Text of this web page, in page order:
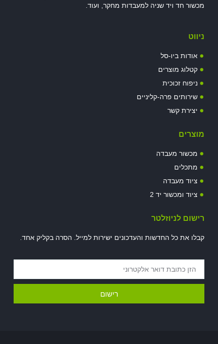
מכשור חד ויד שניה למעבדות מחקר, ועוד.
ניווט
אודות ביו-סל
קטלוג מוצרים
ניפוח זכוכית
שירותים פרה-קליניים
יצירת קשר
מוצרים
מכשור מעבדה
מתכלים
ציוד מעבדה
ציוד ומכשור יד 2
רישום לניוזלטר
קבלו את כל החדשות והעדכונים ישירות למייל. הסרה בקליק אחד.
רישום